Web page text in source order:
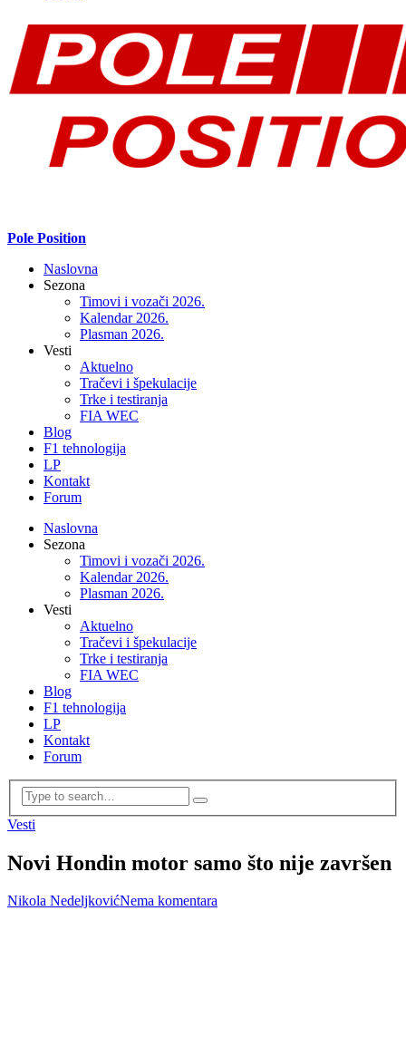
Pole Position
Naslovna
Sezona
Timovi i vozači 2026.
Kalendar 2026.
Plasman 2026.
Vesti
Aktuelno
Tračevi i špekulacije
Trke i testiranja
FIA WEC
Blog
F1 tehnologija
LP
Kontakt
Forum
Naslovna
Sezona
Timovi i vozači 2026.
Kalendar 2026.
Plasman 2026.
Vesti
Aktuelno
Tračevi i špekulacije
Trke i testiranja
FIA WEC
Blog
F1 tehnologija
LP
Kontakt
Forum
Vesti
Novi Hondin motor samo što nije završen
Nikola NedeljkovićNema komentara